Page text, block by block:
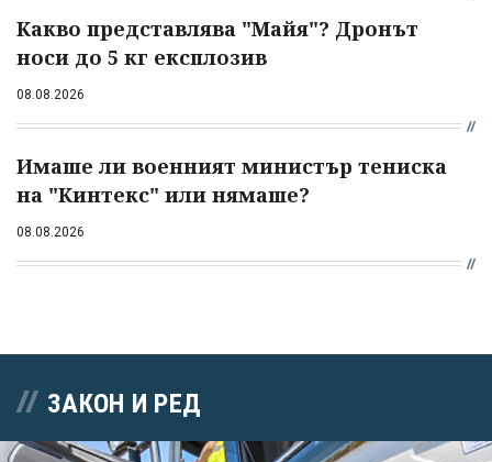
Какво представлява "Майя"? Дронът
носи до 5 кг експлозив
08.08.2026
Имаше ли военният министър тениска
на "Кинтекс" или нямаше?
08.08.2026
ЗАКОН И РЕД